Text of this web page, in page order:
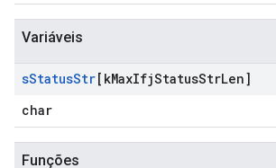
Variáveis
sStatusStr[kMaxIfjStatusStrLen]
char
Funções